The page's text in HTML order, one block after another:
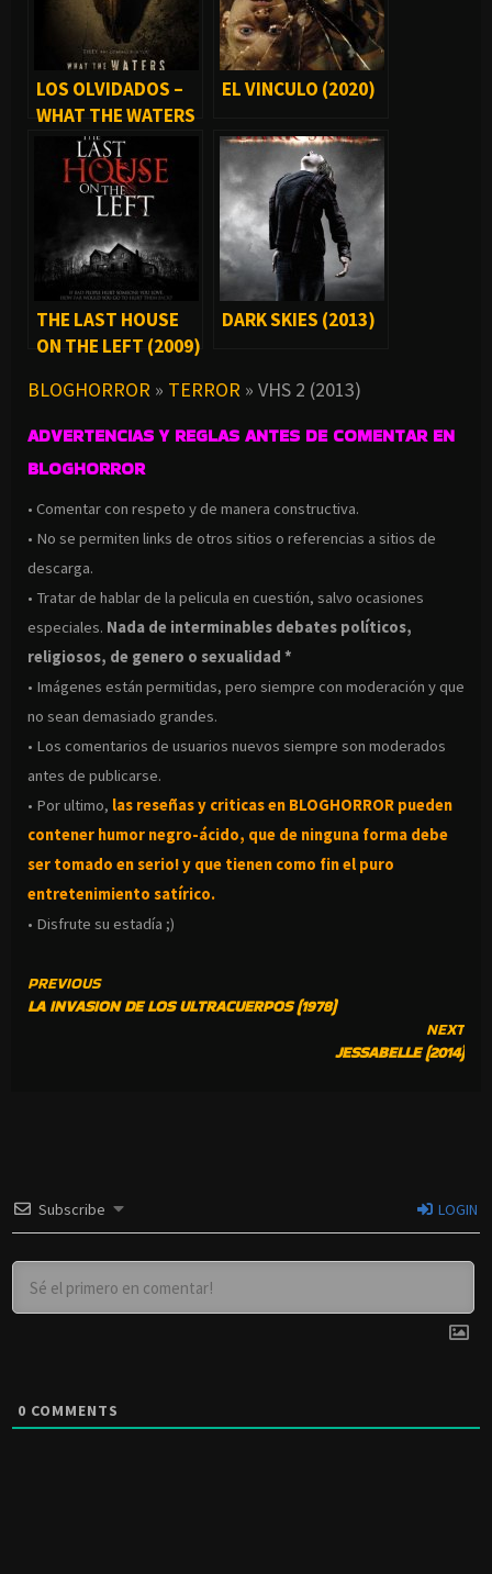
LOS OLVIDADOS –
WHAT THE WATERS
LEFT BEHIND (2018)
EL VINCULO (2020)
THE LAST HOUSE
ON THE LEFT (2009)
DARK SKIES (2013)
BLOGHORROR » TERROR » VHS 2 (2013)
ADVERTENCIAS Y REGLAS ANTES DE COMENTAR EN
BLOGHORROR
• Comentar con respeto y de manera constructiva.
• No se permiten links de otros sitios o referencias a sitios de
descarga.
• Tratar de hablar de la pelicula en cuestión, salvo ocasiones
especiales. Nada de interminables debates políticos,
religiosos, de genero o sexualidad *
• Imágenes están permitidas, pero siempre con moderación y que
no sean demasiado grandes.
• Los comentarios de usuarios nuevos siempre son moderados
antes de publicarse.
• Por ultimo, las reseñas y criticas en BLOGHORROR pueden
contener humor negro-ácido, que de ninguna forma debe
ser tomado en serio! y que tienen como fin el puro
entretenimiento satírico.
• Disfrute su estadía ;)
CONTINUE
READING
PREVIOUS
LA INVASION DE LOS ULTRACUERPOS (1978)
NEXT
JESSABELLE (2014)
Subscribe LOGIN
0 COMMENTS